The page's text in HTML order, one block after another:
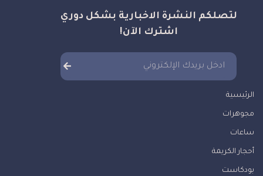
لتصلكم النشرة الاخبارية بشكل دوري
اشترك الآن!
الرئيسية
مجوهرات
ساعات
أحجار الكريمة
بودكاست